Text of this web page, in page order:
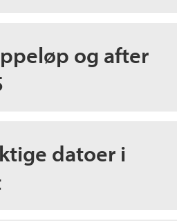
og after
datoer i